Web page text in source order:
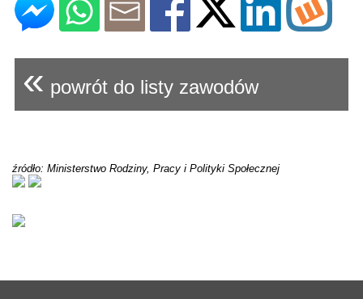
« powrót do listy zawodów
źródło: Ministerstwo Rodziny, Pracy i Polityki Społecznej